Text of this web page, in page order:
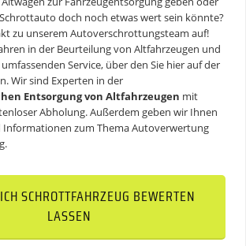
doch noch etwas wert sein könnte?
zu unserem Autoverschrottungsteam auf!
in der Beurteilung von Altfahrzeugen und
Service, über den Sie hier auf der
Wir sind Experten in der
Entsorgung von Altfahrzeugen mit
Abholung. Außerdem geben wir Ihnen
Informationen zum ThemaAutoverwertung
SCHROTTFAHRZEUG BEWERTEN
LASSEN